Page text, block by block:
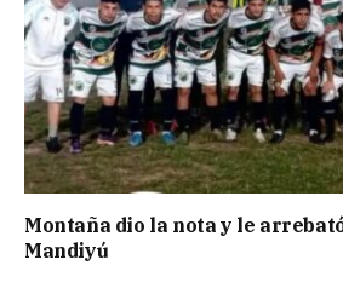
Montaña dio la nota y le
Mandiyú